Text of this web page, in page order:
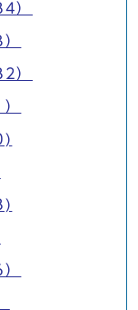
）
）